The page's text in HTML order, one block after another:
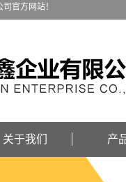
官方网站！
关于我们 产